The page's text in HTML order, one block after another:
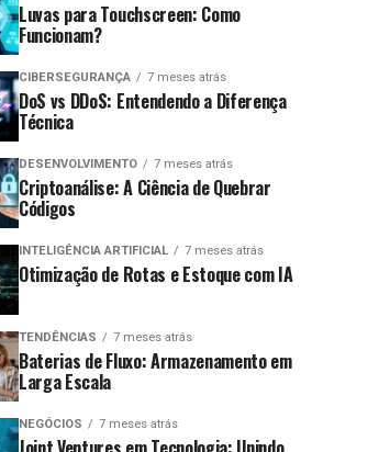
Luvas para Touchscreen: Como
Funcionam?
CIBERSEGURANÇA 7 meses atrás
DoS vs DDoS: Entendendo a Diferença
Técnica
DESENVOLVIMENTO 7 meses atrás
Criptoanálise: A Ciência de Quebrar
Códigos
INTELIGÊNCIA ARTIFICIAL 7 meses atrás
Otimização de Rotas e Estoque com IA
TENDÊNCIAS 7 meses atrás
Baterias de Fluxo: Armazenamento em
Larga Escala
NEGÓCIOS 7 meses atrás